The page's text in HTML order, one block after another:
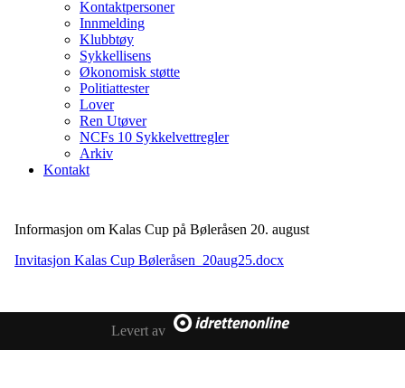
Kontaktpersoner
Innmelding
Klubbtøy
Sykkellisens
Økonomisk støtte
Politiattester
Lover
Ren Utøver
NCFs 10 Sykkelvettregler
Arkiv
Kontakt
Informasjon om Kalas Cup på Bøleråsen 20. august
Invitasjon Kalas Cup Bøleråsen_20aug25.docx
Levert av